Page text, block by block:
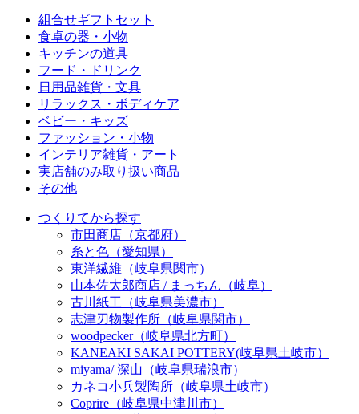
組合せギフトセット
食卓の器・小物
キッチンの道具
フード・ドリンク
日用品雑貨・文具
リラックス・ボディケア
ベビー・キッズ
ファッション・小物
インテリア雑貨・アート
実店舗のみ取り扱い商品
その他
つくりてから探す
市田商店（京都府）
糸と色（愛知県）
東洋繊維（岐阜県関市）
山本佐太郎商店 / まっちん（岐阜）
古川紙工（岐阜県美濃市）
志津刃物製作所（岐阜県関市）
woodpecker（岐阜県北方町）
KANEAKI SAKAI POTTERY(岐阜県土岐市）
miyama/ 深山（岐阜県瑞浪市）
カネコ小兵製陶所（岐阜県土岐市）
Coprire（岐阜県中津川市）